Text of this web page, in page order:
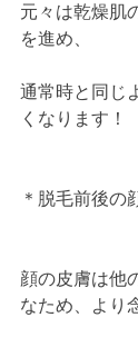
元々は乾燥肌
を進め、
通常時と同じ
くなります！
＊脱毛前後の
顔の皮膚は他
なため、より